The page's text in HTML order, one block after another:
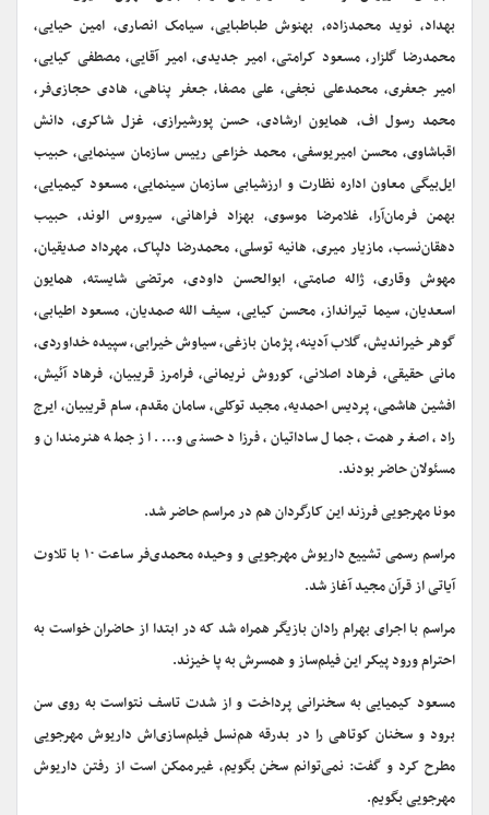
بهداد، نوید محمدزاده، بهنوش طباطبایی، سیامک انصاری، امین حیایی،
محمدرضا گلزار، مسعود کرامتی، امیر جدیدی، امیر آقایی، مصطفی کیایی،
امیر جعفری، محمدعلی نجفی، علی مصفا، جعفر پناهی، هادی حجازی‌فر،
محمد رسول اف، همایون ارشادی، حسن پورشیرازی، غزل شاکری، دانش
اقباشاوی، محسن امیریوسفی، محمد خزاعی رییس سازمان سینمایی، حبیب
ایل‌بیگی معاون اداره نظارت و ارزشیابی سازمان سینمایی، مسعود کیمیایی،
بهمن فرمان‌آرا، غلامرضا موسوی، بهزاد فراهانی، سیروس الوند، حبیب
دهقان‌نسب، مازیار میری، هانیه توسلی، محمدرضا دلپاک، مهرداد صدیقیان،
مهوش وقاری، ژاله صامتی، ابوالحسن داودی، مرتضی شایسته، همایون
اسعدیان، سیما تیرانداز، محسن کیایی، سیف الله صمدیان، مسعود اطیابی،
گوهر خیراندیش، گلاب آدینه، پژمان بازغی، سیاوش خیرابی، سپیده خداوردی،
مانی حقیقی، فرهاد اصلانی، کوروش نریمانی، فرامرز قریبیان، فرهاد آئیش،
افشین هاشمی، پردیس احمدیه، مجید توکلی، سامان مقدم، سام قریبیان، ایرج
راد، اصغر همت، جمال ساداتیان، فرزاد حسنی و…. از جمله هنرمندان و
مسئولان حاضر بودند.
مونا مهرجویی فرزند این کارگردان هم در مراسم حاضر شد.
مراسم رسمی تشییع داریوش مهرجویی و وحیده محمدی‌فر ساعت ۱۰ با تلاوت
آیاتی از قرآن مجید آغاز شد.
مراسم با اجرای بهرام رادان بازیگر همراه شد که در ابتدا از حاضران خواست به
احترام ورود پیکر این فیلم‌ساز و همسرش به پا خیزند.
مسعود کیمیایی به سخنرانی پرداخت و از شدت تاسف نتواست به روی سن
برود و سخنان کوتاهی را در بدرقه هم‌نسل فیلم‌سازی‌اش داریوش مهرجویی
مطرح کرد و گفت: نمی‌توانم سخن بگویم، غیرممکن است از رفتن داریوش
مهرجویی بگویم.